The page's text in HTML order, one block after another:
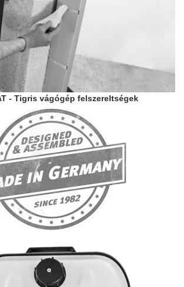
- Tigris vágógép felszereltségek